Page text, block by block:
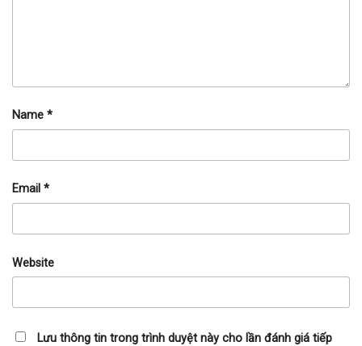
Name *
Email *
Website
Lưu thông tin trong trình duyệt này cho lần đánh giá tiếp